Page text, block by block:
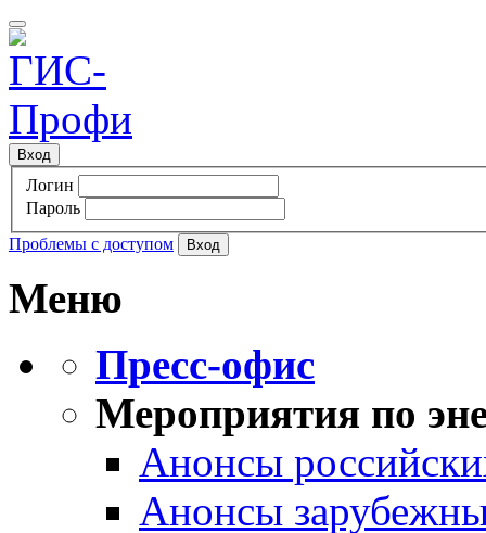
Вход
Логин
Пароль
Проблемы с доступом
Меню
Пресс-офис
Мероприятия по
Анонсы
Анонсы